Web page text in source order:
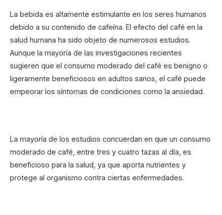
La bebida es altamente estimulante en los seres humanos
debido a su contenido de cafeína. El efecto del café en la
salud humana ha sido objeto de numerosos estudios.
Aunque la mayoría de las investigaciones recientes
sugieren que el consumo moderado del café es benigno o
ligeramente beneficiosos en adultos sanos, el café puede
empeorar los síntomas de condiciones como la ansiedad.
La mayoría de los estudios concuerdan en que un consumo
moderado de café, entre tres y cuatro tazas al día, es
beneficioso para la salud, ya que aporta nutrientes y
protege al organismo contra ciertas enfermedades.